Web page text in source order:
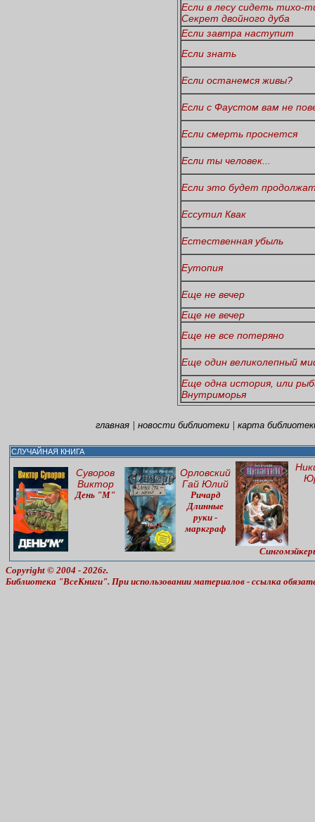
Если в лесу сидеть тихо-
Секрет двойного дуба
Если завтра наступит
Если знать
Если останемся живы?
Если с Фаустом вам не
Если смерть проснется
Если ты человек...
Если это будет
Ессутил Квак
Естественная убыль
Еутопия
Еще не вечер
Еще не вечер
Еще не все потеряно
Еще один великолепный
Еще одна история, или
Внутриморья
главная| новости библиотеки| карта
СЛУЧАЙНАЯ КНИГА
Суворов
Виктор
День "М"
Орловский
Гай Юлий
Ричард
Длинные
руки -
маркграф
Copyright © 2004 - 2026г.
Библиотека "ВсеКниги". При использовании материалов - ссылка